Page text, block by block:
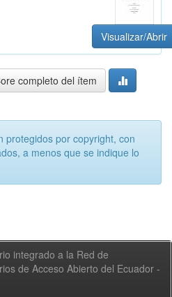
Visualizar/Abrir
completo del ítem
protegidos por copyright, con
a menos que se indique lo
integrado a la Red de
de Acceso Abierto del Ecuador -